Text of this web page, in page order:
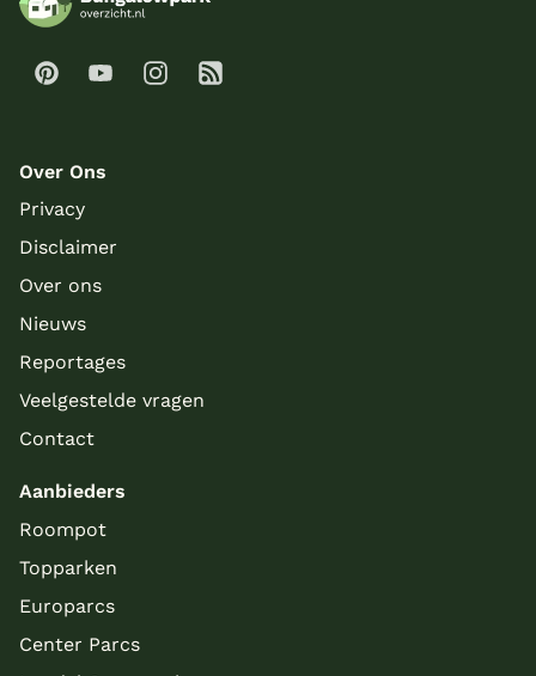
Over Ons
Privacy
Disclaimer
Over ons
Nieuws
Reportages
Veelgestelde vragen
Contact
Aanbieders
Roompot
Topparken
Europarcs
Center Parcs